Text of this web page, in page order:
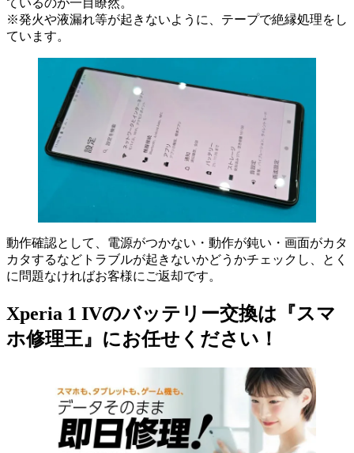
※発火や液漏れ等が起きないように、テープで絶縁処理をし
ています。
動作確認として、電源がつかない・動作が鈍い・画面がカタ
カタするなどトラブルが起きないかどうかチェックし、とく
に問題なければお客様にご返却です。
Xperia 1 IVのバッテリー交換は『スマ
ホ修理王』にお任せください！